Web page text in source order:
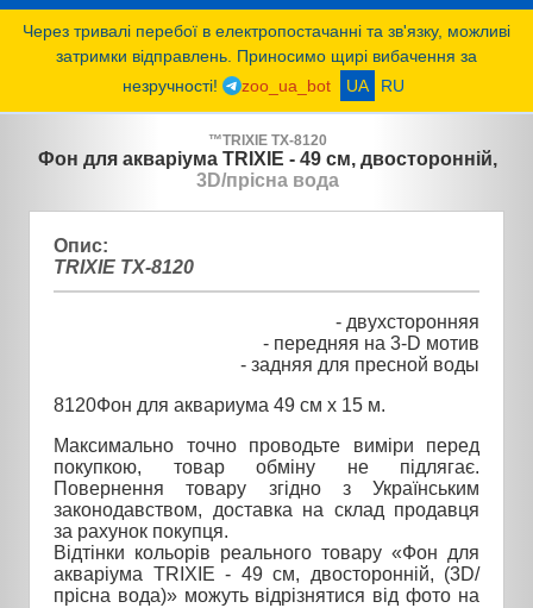
Через тривалі перебої в електропостачанні та зв'язку, можливі
затримки відправлень. Приносимо щирі вибачення за
незручності!
zoo_ua_bot UA RU
™TRIXIETX-8120
Фон для акваріума TRIXIE - 49 см, двосторонній,
3D/прісна вода
Опис:
TRIXIE TX-8120
- двухсторонняя
- передняя на 3-D мотив
- задняя для пресной воды
8120Фон для аквариума 49 см х 15 м.
Максимально точно проводьте виміри перед
покупкою, товар обміну не підлягає.
Повернення товару згідно з Українським
законодавством, доставка на склад продавця
за рахунок покупця.
Відтінки кольорів реального товару «Фон для
акваріума TRIXIE - 49 см, двосторонній, (3D/
прісна вода)» можуть відрізнятися від фото на